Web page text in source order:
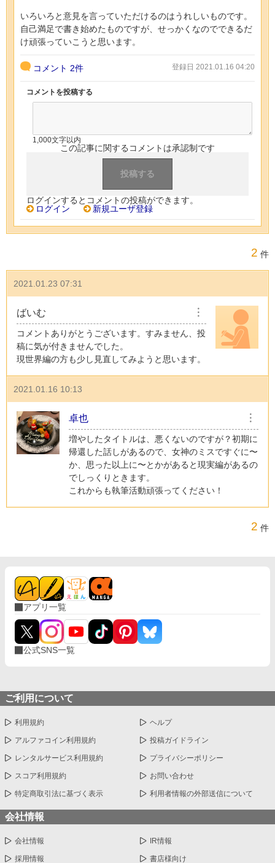
いろいろと意見を言っていただけるのはうれしいものです。
自己満足で書き始めたものですが、せっかくなのでできるだ
け頑張っていこうと思います。
コメント 2件 登録日 2021.01.16 04:20
コメントを投稿する
1,000文字以内
この記事に関するコメントは承認制です
ログインするとコメントの投稿ができます。
ログイン
新規ユーザ登録
2 件
2021.01.23 07:31
ばいむ ︙
コメントありがとうございます。すみません、投
稿に気が付きませんでした。
現世界編の方も少し見直してみようと思います。
2021.01.16 10:13
卓也 ︙
増やしたタイトルは、悪くないのですが？初期に
帰還した話しがあるので、女神のミスですぐに〜
か、思った以上に〜とかがあると現実編があるの
でしっくりときます。
これからも執筆活動頑張ってください！
2 件
アプリ一覧
公式SNS一覧
ご利用について
利用規約 ヘルプ
アルファコイン利用規約 投稿ガイドライン
レンタルサービス利用規約 プライバシーポリシー
スコア利用規約 お問い合わせ
特定商取引法に基づく表示 利用者情報の外部送信について
会社情報
会社情報 IR情報
採用情報 書店様向け